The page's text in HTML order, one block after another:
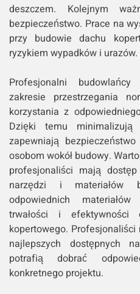
deszczem. Kolejnym
bezpieczeństwo. Prace na
przy budowie dachu
ryzykiem wypadków i urazów.
Profesjonalni
zakresie przestrzegania
korzystania z
Dzięki temu
zapewniają
osobom wokół budowy.
profesjonaliści mają
narzędzi i materiałów
odpowiednich
trwałości i efektywności
kopertowego.
najlepszych dostępnych
potrafią dobrać
konkretnego projektu.